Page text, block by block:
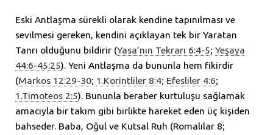
Eski Antlaşma sürekli olarak kendine tapınılması ve
sevilmesi gereken, kendini açıklayan tek bir Yaratan
Tanrı olduğunu bildirir (Yasa’nın Tekrarı 6:4-5; Yeşaya
44:6-45:25). Yeni Antlaşma da bununla hem fikirdir
(Markos 12:29-30; 1.Korintliler 8:4; Efesliler 4:6;
1.Timoteos 2:5). Bununla beraber kurtuluşu sağlamak
amacıyla bir takım gibi birlikte hareket eden üç kişiden
bahseder. Baba, Oğul ve Kutsal Ruh (Romalılar 8;